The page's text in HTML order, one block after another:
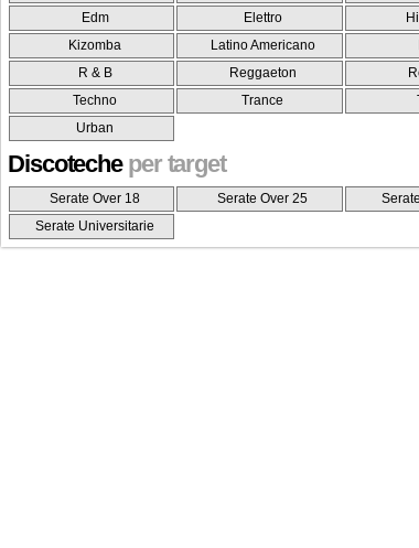
Edm
Elettro
Kizomba
Latino Americano
R & B
Reggaeton
Techno
Trance
Urban
Discoteche per target
Serate Over 18 Serate Over 25
Serate Universitarie